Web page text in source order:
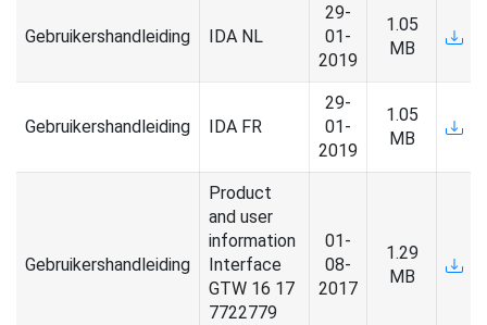
Gebruikershandleiding IDA NL
29-
01-
2019
1.05
MB
Gebruikershandleiding IDA FR
29-
01-
2019
1.05
MB
Gebruikershandleiding
Product
and user
information
Interface
GTW 16 17
7722779
01-
08-
2017
1.29
MB